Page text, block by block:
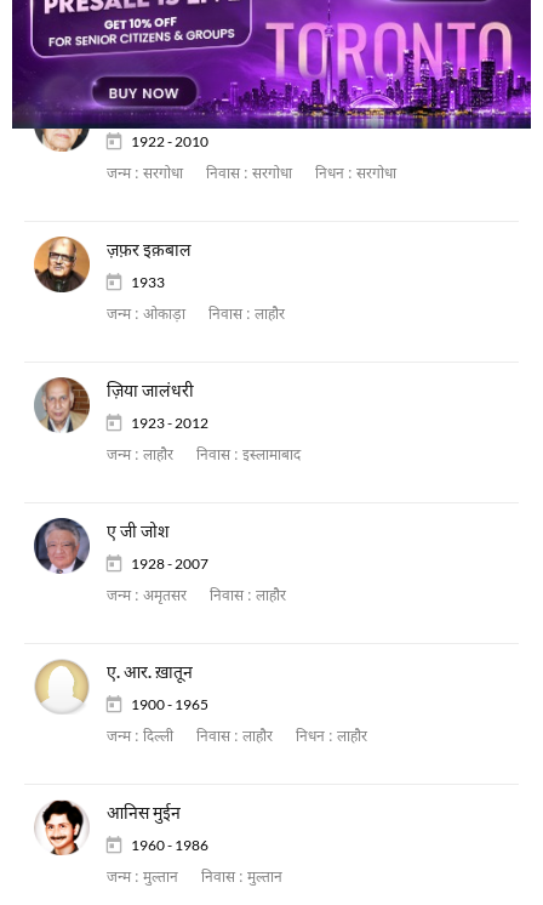
जन्म :होशियारपुर निवास :लाहौर
वज़ीर आग़ा
1922 - 2010
जन्म : सरगोधा निवास : सरगोधा निधन : सरगोधा
ज़फ़र इक़बाल
1933
जन्म : ओकाड़ा निवास : लाहौर
ज़िया जालंधरी
1923 - 2012
जन्म : लाहौर निवास : इस्लामाबाद
ए जी जोश
1928 - 2007
जन्म : अमृतसर निवास : लाहौर
ए. आर. ख़ातून
1900 - 1965
जन्म : दिल्ली निवास : लाहौर निधन : लाहौर
आनिस मुईन
1960 - 1986
जन्म : मुल्तान निवास : मुल्तान